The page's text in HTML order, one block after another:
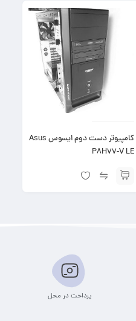
کامپیوتر دست دوم ایسوس Asus
P8H77-V LE
پرداخت در محل